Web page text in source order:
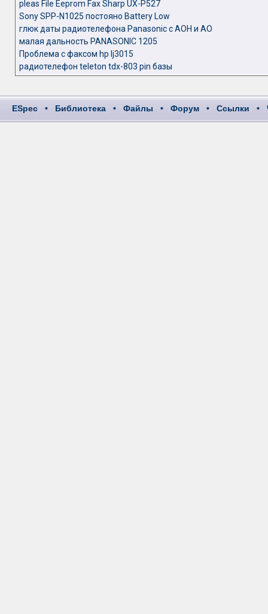
pleas File Eeprom Fax Sharp UX-P527
Sony SPP-N1025 постояно Battery Low
глюк даты радиотелефона Panasonic с АОН и АО
малая дальность PANASONIC 1205
Проблема с факсом hp lj3015
радиотелефон teleton tdx-803 pin базы
ESpec • Библиотека • Файлы • Форум • Ссылки •